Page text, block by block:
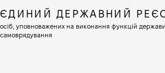
ЄДИНИЙ ДЕРЖАВНИЙ
осіб, уповноважених на виконання функцій
самоврядування